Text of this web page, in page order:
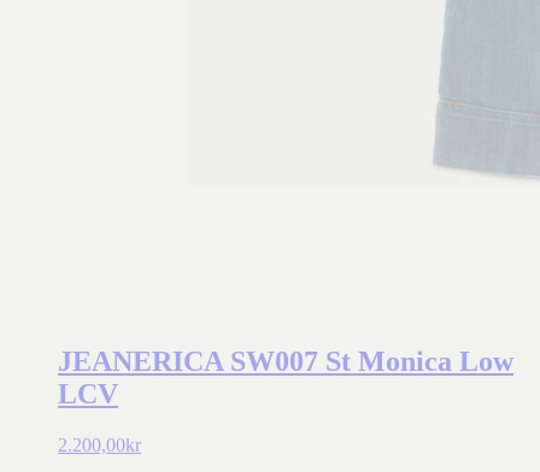
JEANERICA SW007 St Monica Low
LCV
2.200,00kr